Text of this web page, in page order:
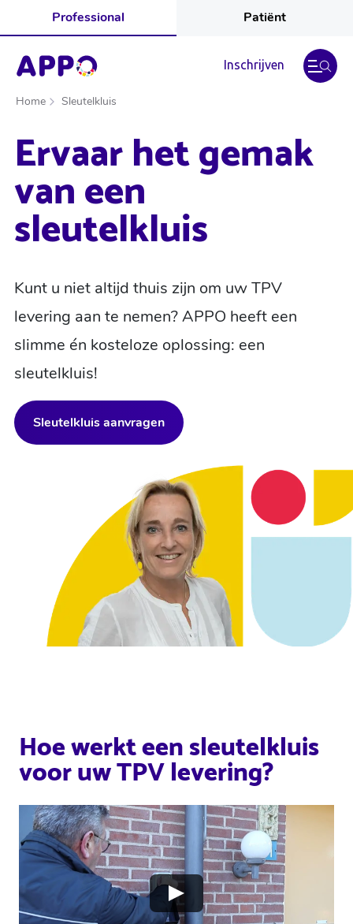
Professional Patiënt
Inschrijven
Home Sleutelkluis
Ervaar het gemak
van een
sleutelkluis
Kunt u niet altijd thuis zijn om uw TPV
levering aan te nemen? APPO heeft een
slimme én kosteloze oplossing: een
sleutelkluis!
Sleutelkluis aanvragen
Hoe werkt een sleutelkluis
voor uw TPV levering?